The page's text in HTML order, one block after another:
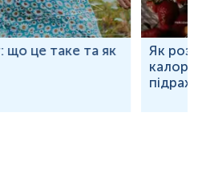
що це таке та як
Як